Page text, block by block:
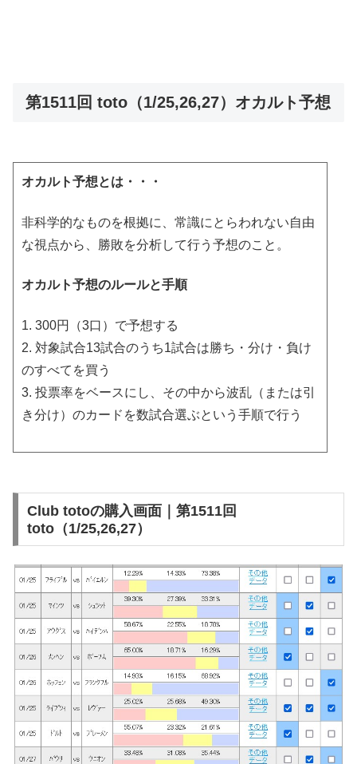
第1511回 toto（1/25,26,27）オカルト予想
オカルト予想とは・・・
非科学的なものを根拠に、常識にとらわれない自由
な視点から、勝敗を分析して行う予想のこと。
オカルト予想のルールと手順
1. 300円（3口）で予想する
2. 対象試合13試合のうち1試合は勝ち・分け・負け
のすべてを買う
3. 投票率をベースにし、その中から波乱（または引
き分け）のカードを数試合選ぶという手順で行う
Club totoの購入画面｜第1511回
toto（1/25,26,27）